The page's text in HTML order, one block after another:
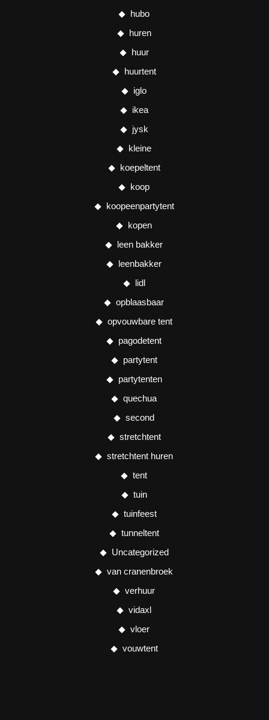
hubo
huren
huur
huurtent
iglo
ikea
jysk
kleine
koepeltent
koop
koopeenpartytent
kopen
leen bakker
leenbakker
lidl
opblaasbaar
opvouwbare tent
pagodetent
partytent
partytenten
quechua
second
stretchtent
stretchtent huren
tent
tuin
tuinfeest
tunneltent
Uncategorized
van cranenbroek
verhuur
vidaxl
vloer
vouwtent